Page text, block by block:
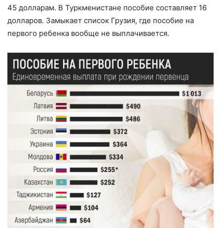
45 долларам. В Туркменистане пособие составляет 16
долларов. Замыкает список Грузия, где пособие на
первого ребенка вообще не выплачивается.